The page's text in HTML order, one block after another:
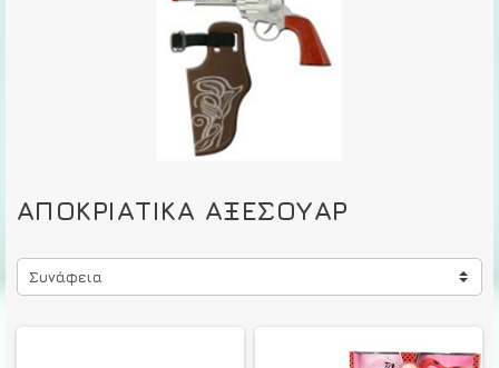
ΑΠΟΚΡΙΆΤΙΚΑ ΑΞΕΣΟΥΆΡ
Συνάφεια